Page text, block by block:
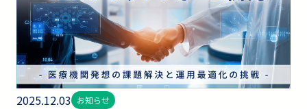
2025.12.03 お知らせ